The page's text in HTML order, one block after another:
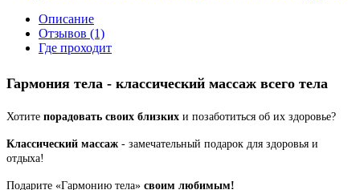
Описание
Отзывов (1)
Где проходит
Гармония тела - классический массаж всего тела
Хотите порадовать своих близких и позаботиться об их здоровье?
Классический массаж - замечательный подарок для здоровья и
отдыха!
Подарите «Гармонию тела» своим любимым!